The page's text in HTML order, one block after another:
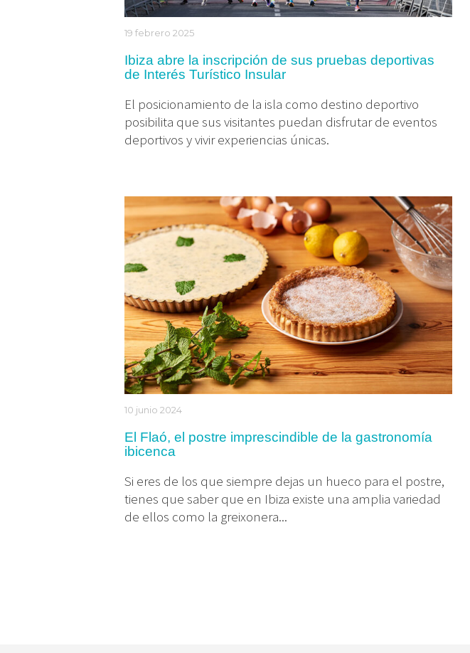
19 febrero 2025
Ibiza abre la inscripción de sus pruebas deportivas
de Interés Turístico Insular
El posicionamiento de la isla como destino deportivo
posibilita que sus visitantes puedan disfrutar de eventos
deportivos y vivir experiencias únicas.
10 junio 2024
El Flaó, el postre imprescindible de la gastronomía
ibicenca
Si eres de los que siempre dejas un hueco para el postre,
tienes que saber que en Ibiza existe una amplia variedad
de ellos como la greixonera...